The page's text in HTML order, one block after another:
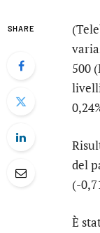
SHARE
500 (
del
(-
È